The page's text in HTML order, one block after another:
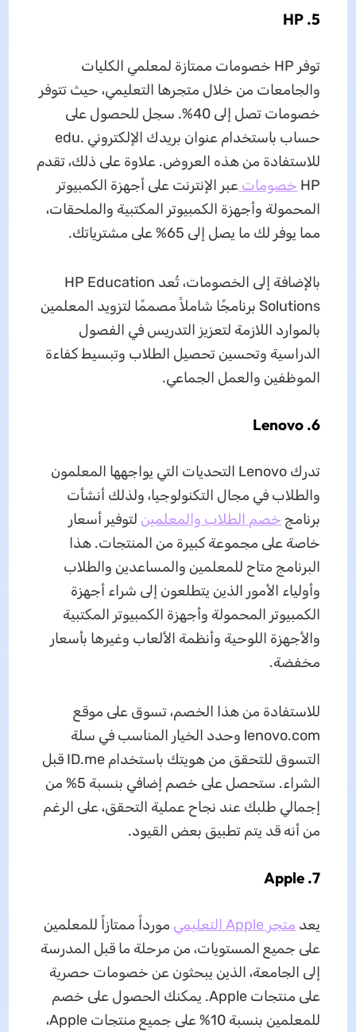
5. HP
توفر HP خصومات ممتازة لمعلمي الكليات
والجامعات من خلال متجرها التعليمي، حيث تتوفر
خصومات تصل إلى 40%. سجل للحصول على
حساب باستخدام عنوان بريدك الإلكتروني .edu
للاستفادة من هذه العروض. علاوة على ذلك، تقدم
HP خصومات عبر الإنترنت على أجهزة الكمبيوتر
المحمولة وأجهزة الكمبيوتر المكتبية والملحقات،
مما يوفر لك ما يصل إلى 65% على مشترياتك.
بالإضافة إلى الخصومات، تُعد HP Education
Solutions برنامجًا شاملاً مصممًا لتزويد المعلمين
بالموارد اللازمة لتعزيز التدريس في الفصول
الدراسية وتحسين تحصيل الطلاب وتبسيط كفاءة
الموظفين والعمل الجماعي.
6. Lenovo
تدرك Lenovo التحديات التي يواجهها المعلمون
والطلاب في مجال التكنولوجيا، ولذلك أنشأت
برنامج خصم الطلاب والمعلمين لتوفير أسعار
خاصة على مجموعة كبيرة من المنتجات. هذا
البرنامج متاح للمعلمين والمساعدين والطلاب
وأولياء الأمور الذين يتطلعون إلى شراء أجهزة
الكمبيوتر المحمولة وأجهزة الكمبيوتر المكتبية
والأجهزة اللوحية وأنظمة الألعاب وغيرها بأسعار
مخفضة.
للاستفادة من هذا الخصم، تسوق على موقع
lenovo.com وحدد الخيار المناسب في سلة
التسوق للتحقق من هويتك باستخدام ID.me قبل
الشراء. ستحصل على خصم إضافي بنسبة 5% من
إجمالي طلبك عند نجاح عملية التحقق، على الرغم
من أنه قد يتم تطبيق بعض القيود.
7. Apple
يعد متجر Apple التعليمي
مورداً ممتازاً للمعلمين
على جميع المستويات، من مرحلة ما قبل المدرسة
إلى الجامعة، الذين يبحثون عن خصومات حصرية
على منتجات Apple. يمكنك الحصول على خصم
للمعلمين بنسبة 10% على جميع منتجات Apple،